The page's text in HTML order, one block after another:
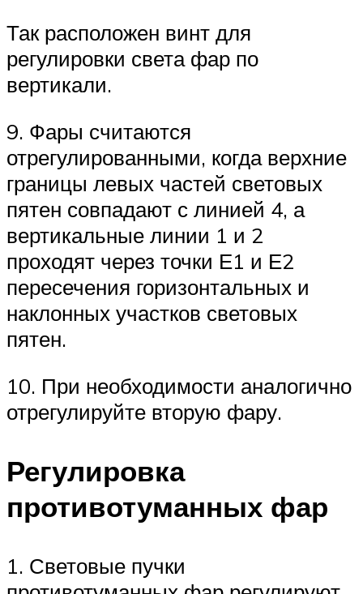
Так расположен винт для
регулировки света фар по
вертикали.
9. Фары считаются
отрегулированными, когда верхние
границы левых частей световых
пятен совпадают с линией 4, а
вертикальные линии 1 и 2
проходят через точки Е1 и Е2
пересечения горизонтальных и
наклонных участков световых
пятен.
10. При необходимости аналогично
отрегулируйте вторую фару.
Регулировка
противотуманных фар
1. Световые пучки